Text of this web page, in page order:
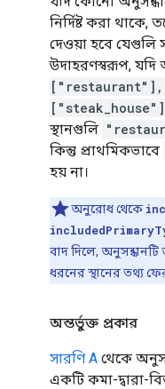
নির্দিষ্ট করা থাকে,
দেওয়া হবে যেগুলি
উদাহরণস্বরূপ,
["restaurant"],
স্থানগুলি
কিন্তু প্রাথমিকভাবে
হয় না।
অনুরোধ থেকে
বাদ দিলে, অনুসন্ধানটি
ধরনের স্থানের তথ্য
অন্তর্ভুক্ত প্রকার
সারণি A থেকে
একটি কমা-দ্বারা-